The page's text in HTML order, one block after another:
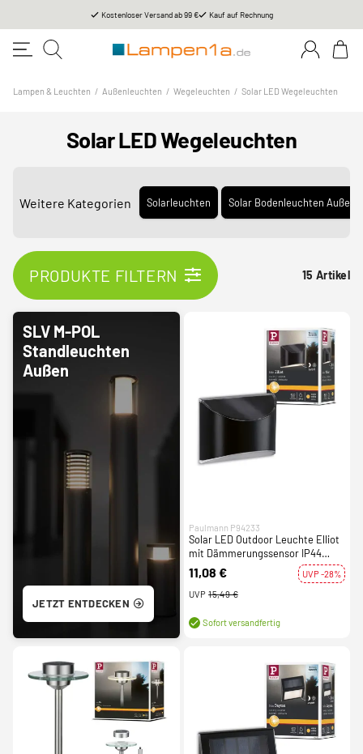
Kostenloser Versand ab 99 € Kauf auf Rechnung
Lampen & Leuchten / Außenleuchten / Wegeleuchten / Solar LED Wegeleuchten
Solar LED Wegeleuchten
Weitere Kategorien Solarleuchten Solar Bodenleuchten Außen
PRODUKTE FILTERN 15 Artikel
SLV M-POL
Standleuchten
Außen
JETZT ENTDECKEN
Paulmann P94233
Solar LED Outdoor Leuchte Elliot
mit Dämmerungssensor IP44
anthrazit
11,08 €
UVP -28%
UVP 15,49 €
Sofort versandfertig